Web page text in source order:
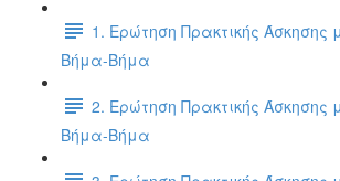
1. Ερώτηση Πρακτικής Άσκησης
Βήμα-Βήμα
2. Ερώτηση Πρακτικής Άσκησης
Βήμα-Βήμα